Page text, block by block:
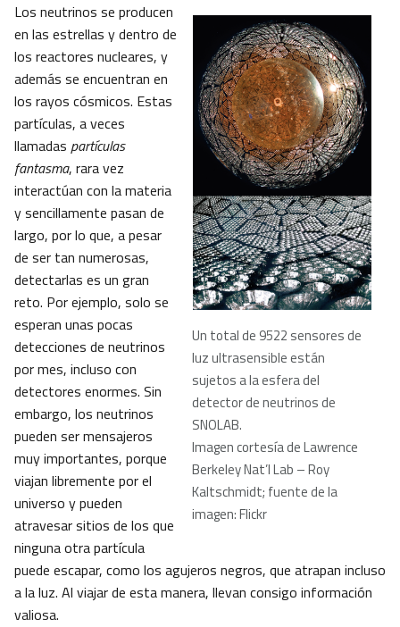
Un total de 9522 sensores de
luz ultrasensible están
sujetos a la esfera del
detector de neutrinos de
SNOLAB.
Imagen cortesía de Lawrence
Berkeley Nat’l Lab – Roy
Kaltschmidt; fuente de la
imagen: Flickr
Los neutrinos se producen
en las estrellas y dentro de
los reactores nucleares, y
además se encuentran en
los rayos cósmicos. Estas
partículas, a veces
llamadas partículas
fantasma, rara vez
interactúan con la materia
y sencillamente pasan de
largo, por lo que, a pesar
de ser tan numerosas,
detectarlas es un gran
reto. Por ejemplo, solo se
esperan unas pocas
detecciones de neutrinos
por mes, incluso con
detectores enormes. Sin
embargo, los neutrinos
pueden ser mensajeros
muy importantes, porque
viajan libremente por el
universo y pueden
atravesar sitios de los que
ninguna otra partícula
puede escapar, como los agujeros negros, que atrapan incluso
a la luz. Al viajar de esta manera, llevan consigo información
valiosa.